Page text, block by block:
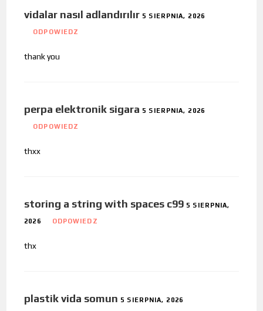
vidalar nasıl adlandırılır 5 SIERPNIA, 2026
ODPOWIEDZ
thank you
perpa elektronik sigara 5 SIERPNIA, 2026
ODPOWIEDZ
thxx
storing a string with spaces c99 5 SIERPNIA,
2026 ODPOWIEDZ
thx
plastik vida somun 5 SIERPNIA, 2026